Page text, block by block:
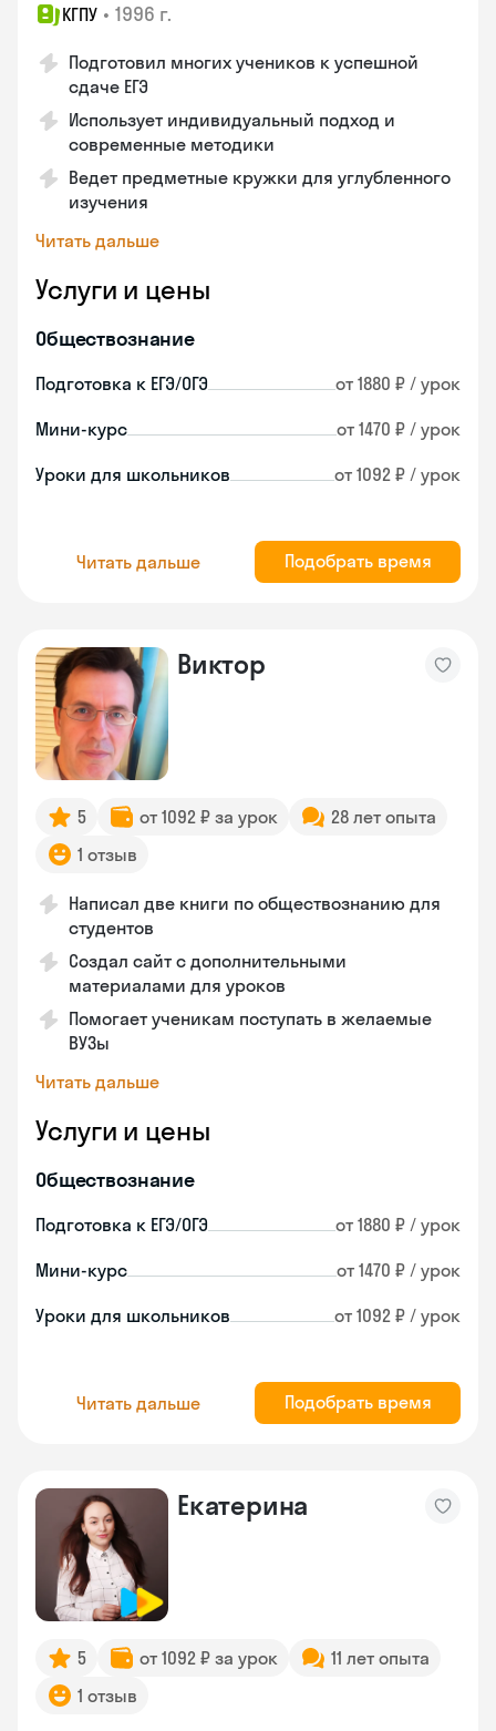
КГПУ • 1996 г.
Подготовил многих учеников к успешной
сдаче ЕГЭ
Использует индивидуальный подход и
современные методики
Ведет предметные кружки для углубленного
изучения
Читать дальше
Услуги и цены
Обществознание
Подготовка к ЕГЭ/ОГЭ от 1880 ₽ / урок
Мини-курс от 1470 ₽ / урок
Уроки для школьников от 1092 ₽ / урок
Читать дальше Подобрать время
Виктор
5 от 1092 ₽ за урок
28 лет опыта
1 отзыв
Написал две книги по обществознанию для
студентов
Создал сайт с дополнительными
материалами для уроков
Помогает ученикам поступать в желаемые
ВУЗы
Читать дальше
Услуги и цены
Обществознание
Подготовка к ЕГЭ/ОГЭ от 1880 ₽ / урок
Мини-курс от 1470 ₽ / урок
Уроки для школьников от 1092 ₽ / урок
Читать дальше Подобрать время
Екатерина
5 от 1092 ₽ за урок
11 лет опыта
1 отзыв